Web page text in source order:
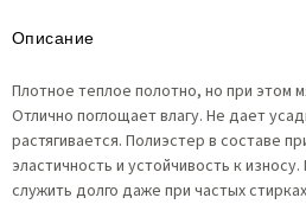
Описание
Плотное теплое полотно, но при этом
Отлично поглощает влагу. Не дает
растягивается. Полиэстер в составе
эластичность и устойчивость к
служить долго даже при частых